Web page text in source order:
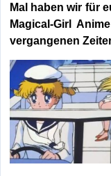
Mal haben wir für
Magical-Girl
vergangenen